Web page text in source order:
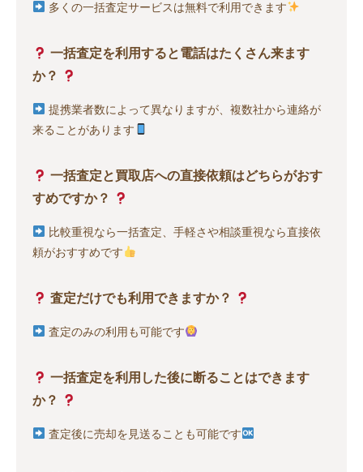
多くの一括査定サービスは無料で利用できます
一括査定を利用すると電話はたくさん来ます
か？
提携業者数によって異なりますが、複数社から連絡が
来ることがあります
一括査定と買取店への直接依頼はどちらがおす
すめですか？
比較重視なら一括査定、手軽さや相談重視なら直接依
頼がおすすめです
査定だけでも利用できますか？
査定のみの利用も可能です
一括査定を利用した後に断ることはできます
か？
査定後に売却を見送ることも可能です